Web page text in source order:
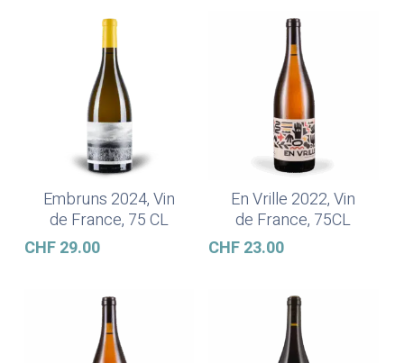
Ajouter Au Panier
Embruns 2024, Vin
de France, 75 CL
CHF29.00
Ajouter Au Panier
En Vrille 2022, Vin
de France, 75CL
CHF23.00